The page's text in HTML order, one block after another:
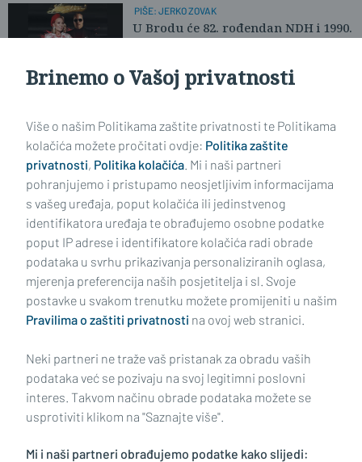
PIŠE: JERKO ZOVAK
U Brodu će 82. rođendan NDH i 1990.
Uskrs uveličati Brena i Saša
Impressum Uvjeti korištenja Politika privatnosti
Politika kolačića Kontakt Pritužbe Suradnici
Oglašavanje
RUBRIKE
BRODSKO-POSAVSKA ŽUPANIJA
Brinemo o Vašoj privatnosti
Više o našim Politikama zaštite privatnosti te Politikama
kolačića možete pročitati ovdje: Politika zaštite
privatnosti, Politika kolačića. Mi i naši partneri
pohranjujemo i pristupamo neosjetljivim informacijama
s vašeg uređaja, poput kolačića ili jedinstvenog
identifikatora uređaja te obrađujemo osobne podatke
poput IP adrese i identifikatore kolačića radi obrade
podataka u svrhu prikazivanja personaliziranih oglasa,
mjerenja preferencija naših posjetitelja i sl. Svoje
postavke u svakom trenutku možete promijeniti u našim
Pravilima o zaštiti privatnosti na ovoj web stranici.
Neki partneri ne traže vaš pristanak za obradu vaših
podataka već se pozivaju na svoj legitimni poslovni
interes. Takvom načinu obrade podataka možete se
usprotiviti klikom na "Saznajte više".
Mi i naši partneri obrađujemo podatke kako slijedi: